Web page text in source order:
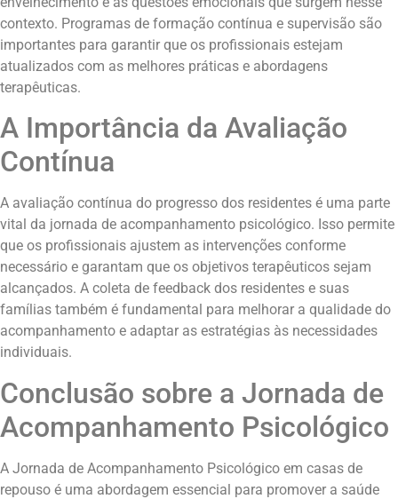
contexto. Programas de formação contínua e supervisão são
importantes para garantir que os profissionais estejam
atualizados com as melhores práticas e abordagens
terapêuticas.
A Importância da Avaliação
Contínua
A avaliação contínua do progresso dos residentes é uma parte
vital da jornada de acompanhamento psicológico. Isso permite
que os profissionais ajustem as intervenções conforme
necessário e garantam que os objetivos terapêuticos sejam
alcançados. A coleta de feedback dos residentes e suas
famílias também é fundamental para melhorar a qualidade do
acompanhamento e adaptar as estratégias às necessidades
individuais.
Conclusão sobre a Jornada de
Acompanhamento Psicológico
A Jornada de Acompanhamento Psicológico em casas de
repouso é uma abordagem essencial para promover a saúde